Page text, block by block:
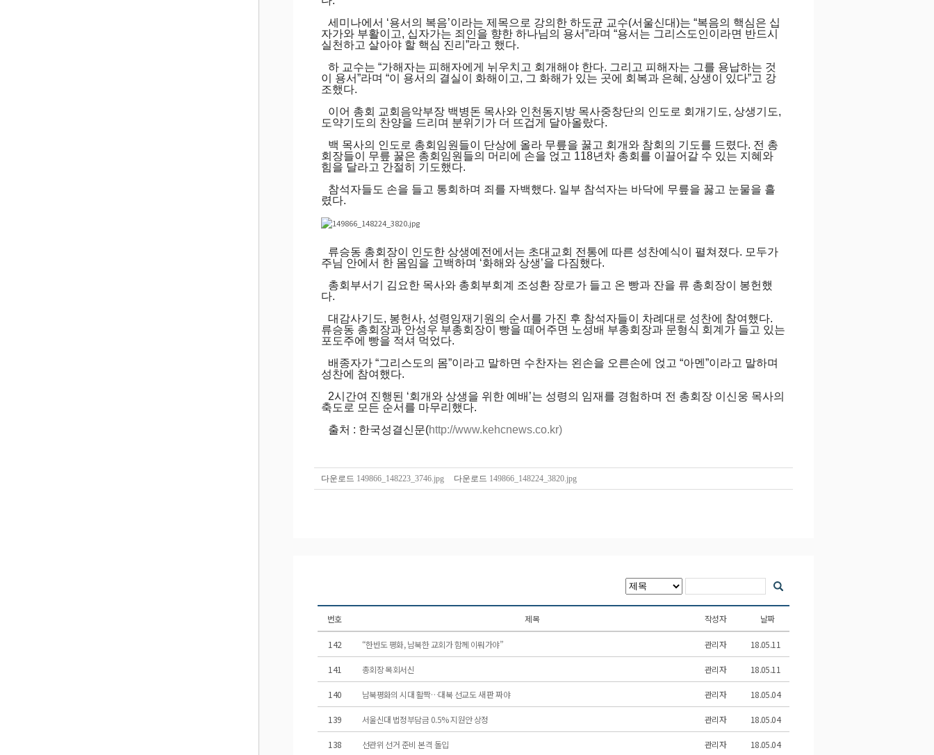
세미나에서 ‘용서의 복음’이라는 제목으로 강의한 하도균 교수(서울신대)는 “복음의 핵심은 십
자가와 부활이고, 십자가는 죄인을 향한 하나님의 용서”라며 “용서는 그리스도인이라면 반드시
실천하고 살아야 할 핵심 진리”라고 했다.
하 교수는 “가해자는 피해자에게 뉘우치고 회개해야 한다. 그리고 피해자는 그를 용납하는 것
이 용서”라며 “이 용서의 결실이 화해이고, 그 화해가 있는 곳에 회복과 은혜, 상생이 있다”고 강
조했다.
이어 총회 교회음악부장 백병돈 목사와 인천동지방 목사중창단의 인도로 회개기도, 상생기도,
도약기도의 찬양을 드리며 분위기가 더 뜨겁게 달아올랐다.
백 목사의 인도로 총회임원들이 단상에 올라 무릎을 꿇고 회개와 참회의 기도를 드렸다. 전 총
회장들이 무릎 꿇은 총회임원들의 머리에 손을 얹고 118년차 총회를 이끌어갈 수 있는 지혜와
힘을 달라고 간절히 기도했다.
참석자들도 손을 들고 통회하며 죄를 자백했다. 일부 참석자는 바닥에 무릎을 꿇고 눈물을 흘
렸다.
류승동 총회장이 인도한 상생예전에서는 초대교회 전통에 따른 성찬예식이 펼쳐졌다. 모두가
주님 안에서 한 몸임을 고백하며 ‘화해와 상생’을 다짐했다.
총회부서기 김요한 목사와 총회부회계 조성환 장로가 들고 온 빵과 잔을 류 총회장이 봉헌했
다.
대감사기도, 봉헌사, 성령임재기원의 순서를 가진 후 참석자들이 차례대로 성찬에 참여했다.
류승동 총회장과 안성우 부총회장이 빵을 떼어주면 노성배 부총회장과 문형식 회계가 들고 있는
포도주에 빵을 적셔 먹었다.
배종자가 “그리스도의 몸”이라고 말하면 수찬자는 왼손을 오른손에 얹고 “아멘”이라고 말하며
성찬에 참여했다.
2시간여 진행된 ‘회개와 상생을 위한 예배’는 성령의 임재를 경험하며 전 총회장 이신웅 목사의
축도로 모든 순서를 마무리했다.
출처 : 한국성결신문(http://www.kehcnews.co.kr)
다운로드 149866_148223_3746.jpg 다운로드 149866_148224_3820.jpg
번호 제목 작성자 날짜
142 “한반도 평화, 남북한 교회가 함께 이뤄가야” 관리자 18.05.11
141 총회장 목회서신 관리자 18.05.11
140 남북평화의 시대 활짝…대북 선교도 새 판 짜야 관리자 18.05.04
139 서울신대 법정부담금 0.5% 지원안 상정 관리자 18.05.04
138 선관위 선거 준비 본격 돌입 관리자 18.05.04